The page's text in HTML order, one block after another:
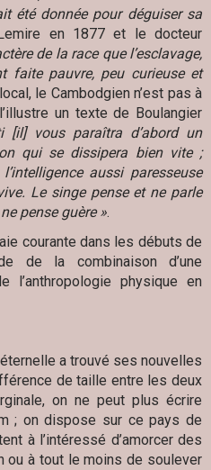
été donnée pour déguiser sa
en 1877 et le docteur
de la race que l’esclavage,
faite pauvre, peu curieuse et
le Cambodgien n’est pas à
un texte de Boulangier
[il] vous paraîtra d’abord un
qui se dissipera bien vite ;
aussi paresseuse
Le singe pense et ne parle
pense guère ».
courante dans les débuts de
de la combinaison d’une
l’anthropologie physique en
a trouvé ses nouvelles
de taille entre les deux
on ne peut plus écrire
; on dispose sur ce pays de
à l’intéressé d’amorcer des
ou à tout le moins de soulever